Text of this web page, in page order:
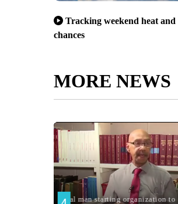
Tracking weekend heat
chances
MORE NEWS